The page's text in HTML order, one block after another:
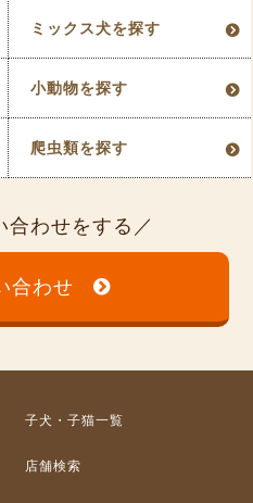
ミックス犬を探す
小動物を探す
爬虫類を探す
合わせをする
合わせ
子犬・子猫一覧
店舗検索